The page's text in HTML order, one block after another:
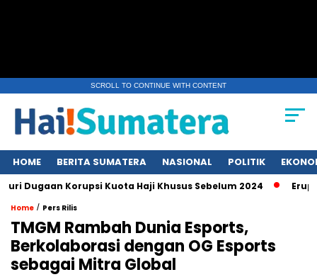
SCROLL TO CONTINUE WITH CONTENT
HOME BERITA SUMATERA NASIONAL POLITIK
Korupsi Kuota Haji Khusus Sebelum 2024 Erupsi
Home / Pers Rilis
TMGM Rambah Dunia Esports,
Berkolaborasi dengan OG Esports
sebagai Mitra Global